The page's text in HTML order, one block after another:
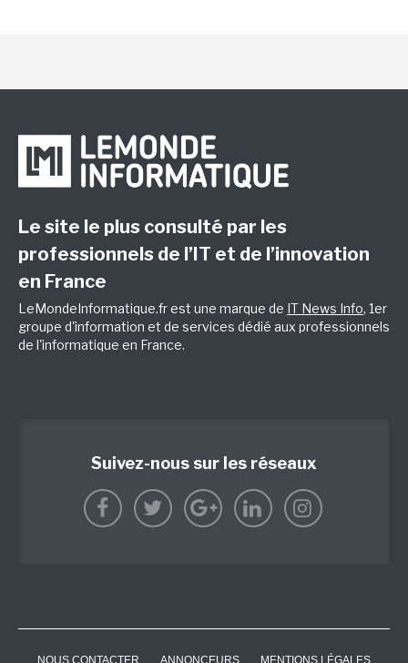
Le site le plus consulté par les
professionnels de l’IT et de l’innovation
en France
LeMondeInformatique.fr est une marque de IT News Info, 1er
groupe d'information et de services dédié aux professionnels
de l'informatique en France.
Suivez-nous sur les réseaux